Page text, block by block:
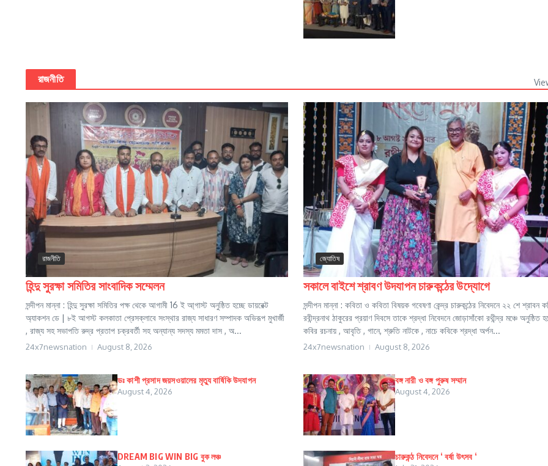
রাজনীতি
রাজনীতি
হিন্দু সুরক্ষা সমিতির সাংবাদিক সম্মেলন
সন্দীপন মান্না : হিন্দু সুরক্ষা সমিতির পক্ষ থেকে আগামী 16 ই আ্গাস্ট অনুষ্ঠিত হচ্ছে ডায়রেক্ট
অ্যাকশন ডে | ৮ই আগস্ট কলকাতা প্রেসক্লাবে সংস্থার রাজ্য সাধারণ সম্পাদক অভিরূপ মুখার্জী
, রাজ্য সহ সভাপতি রুদ্র প্রতাপ চক্রবর্তী সহ অন্যান্য সদস্য মমতা দাস , অ...
24x7newsnation August 8, 2026
জ্যোতিষ
সকালে বাইশে শ্রাবণ উদযাপন চারুকন্ঠের উদ্যোগে
সন্দীপন মান্না : কবিতা ও কবিতা বিষয়ক গবেষণা কেন্দ্র চারুকন্ঠের নিবেদনে ২২ শে শ্রাবন
রবীন্দ্রনাথ ঠাকুরের প্রয়াণ দিবসে তাকে শ্রদ্ধা নিবেদনে জোড়াসাঁকো রথীন্দ্র মঞ্চে অনুষ্ঠিত
কবির রচনায় , আবৃতি , গানে, শ্রুতি নাটকে , নাচে কবিকে শ্রদ্ধা অর্পন...
24x7newsnation August 8, 2026
ডঃ কাশী প্রসাদ জয়সওয়ালের মৃত্যু বার্ষিকি উদযাপন
August 4, 2026
বঙ্গ নারী ও বঙ্গ পুরুষ সম্মান
August 4, 2026
DREAM BIG WIN BIG বুক লঞ্চ চারুকন্ঠ নিবেদনে ‘ বর্ষা উৎসব ‘